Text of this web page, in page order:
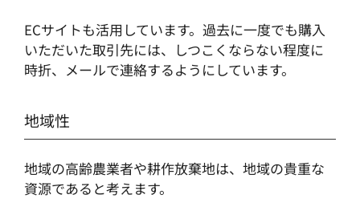
ECサイトも活用しています。過去に一度でも購入
いただいた取引先には、しつこくならない程度に
時折、メールで連絡するようにしています。
地域性
地域の高齢農業者や耕作放棄地は、地域の貴重な
資源であると考えます。